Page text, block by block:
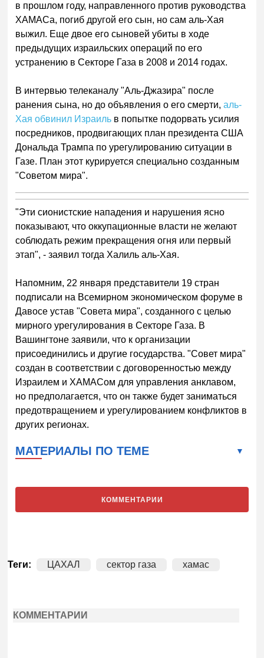
в прошлом году, направленного против руководства
ХАМАСа, погиб другой его сын, но сам аль-Хая
выжил. Еще двое его сыновей убиты в ходе
предыдущих израильских операций по его
устранению в Секторе Газа в 2008 и 2014 годах.
В интервью телеканалу "Аль-Джазира" после
ранения сына, но до объявления о его смерти,аль-
Хая обвинил Израиль в попытке подорвать усилия
посредников, продвигающих план президента США
Дональда Трампа по урегулированию ситуации в
Газе. План этот курируется специально созданным
"Советом мира".
"Эти сионистские нападения и нарушения ясно
показывают, что оккупационные власти не желают
соблюдать режим прекращения огня или первый
этап", - заявил тогда Халиль аль-Хая.
Напомним, 22 января представители 19 стран
подписали на Всемирном экономическом форуме в
Давосе устав "Совета мира", созданного с целью
мирного урегулирования в Секторе Газа. В
Вашингтоне заявили, что к организации
присоединились и другие государства. "Совет мира"
создан в соответствии с договоренностью между
Израилем и ХАМАСом для управления анклавом,
но предполагается, что он также будет заниматься
предотвращением и урегулированием конфликтов в
других регионах.
МАТЕРИАЛЫ ПО ТЕМЕ
КОММЕНТАРИИ
Теги: ЦАХАЛ сектор газа хамас
КОММЕНТАРИИ